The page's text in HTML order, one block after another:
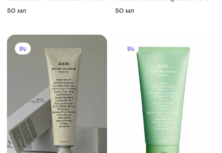
минеральный
50+ pa++++
50 мл
солнцезащитный крем с
50 мл